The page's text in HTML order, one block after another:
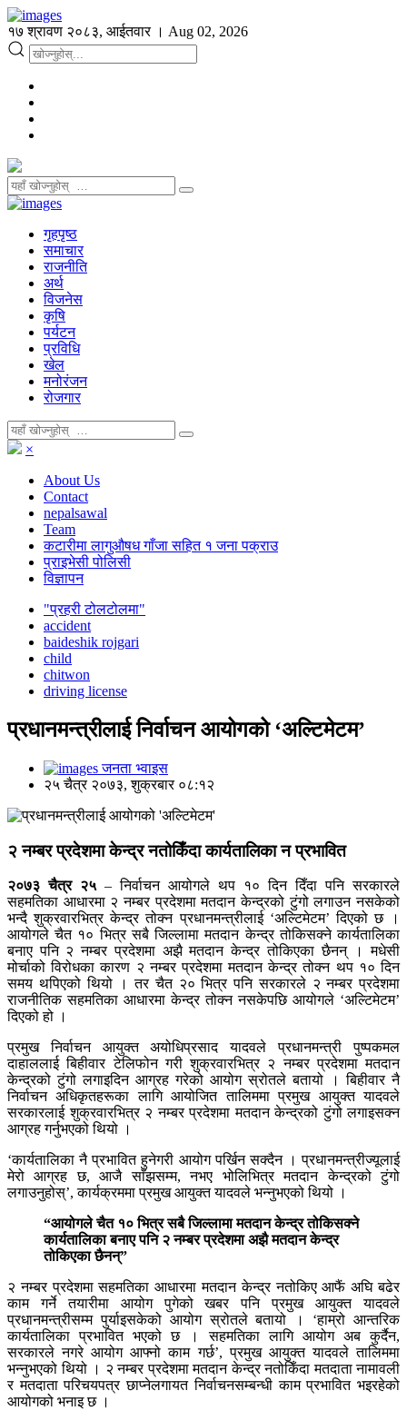
१७ श्रावण २०८३, आईतवार । Aug 02, 2026
गृहपृष्ठ
समाचार
राजनीति
अर्थ
विजनेस
कृषि
पर्यटन
प्रविधि
खेल
मनोरंजन
रोजगार
×
About Us
Contact
nepalsawal
Team
कटारीमा लागुऔषध गाँजा सहित १ जना पक्राउ
प्राइभेसी पोलिसी
विज्ञापन
"प्रहरी टोलटोलमा"
accident
baideshik rojgari
child
chitwon
driving license
प्रधानमन्त्रीलाई निर्वाचन आयोगको ‘अल्टिमेटम’
जनता भ्वाइस
२५ चैत्र २०७३, शुक्रबार ०८:१२
२ नम्बर प्रदेशमा केन्द्र नतोकिँदा कार्यतालिका न प्रभावित
२०७३ चैत्र २५ – निर्वाचन आयोगले थप १० दिन दिँदा पनि सरकारले
सहमतिका आधारमा २ नम्बर प्रदेशमा मतदान केन्द्रको टुंगो लगाउन नसकेको
भन्दै शुक्रवारभित्र केन्द्र तोक्न प्रधानमन्त्रीलाई ‘अल्टिमेटम’ दिएको छ ।
आयोगले चैत १० भित्र सबै जिल्लामा मतदान केन्द्र तोकिसक्ने कार्यतालिका
बनाए पनि २ नम्बर प्रदेशमा अझै मतदान केन्द्र तोकिएका छैनन् । मधेसी
मोर्चाको विरोधका कारण २ नम्बर प्रदेशमा मतदान केन्द्र तोक्न थप १० दिन
समय थपिएको थियो । तर चैत २० भित्र पनि सरकारले २ नम्बर प्रदेशमा
राजनीतिक सहमतिका आधारमा केन्द्र तोक्न नसकेपछि आयोगले ‘अल्टिमेटम’
दिएको हो ।
प्रमुख निर्वाचन आयुक्त अयोधिप्रसाद यादवले प्रधानमन्त्री पुष्पकमल
दाहाललाई बिहीवार टेलिफोन गरी शुक्रवारभित्र २ नम्बर प्रदेशमा मतदान
केन्द्रको टुंगो लगाइदिन आग्रह गरेको आयोग स्रोतले बतायो । बिहीवार नै
निर्वाचन अधिकृतहरूका लागि आयोजित तालिममा प्रमुख आयुक्त यादवले
सरकारलाई शुक्रवारभित्र २ नम्बर प्रदेशमा मतदान केन्द्रको टुंगो लगाइसक्न
आग्रह गर्नुभएको थियो ।
‘कार्यतालिका नै प्रभावित हुनेगरी आयोग पर्खिन सक्दैन । प्रधानमन्त्रीज्यूलाई
मेरो आग्रह छ, आजै साँझसम्म, नभए भोलिभित्र मतदान केन्द्रको टुंगो
लगाउनुहोस्’, कार्यक्रममा प्रमुख आयुक्त यादवले भन्नुभएको थियो ।
“आयोगले चैत १० भित्र सबै जिल्लामा मतदान केन्द्र तोकिसक्ने
कार्यतालिका बनाए पनि २ नम्बर प्रदेशमा अझै मतदान केन्द्र
तोकिएका छैनन्”
२ नम्बर प्रदेशमा सहमतिका आधारमा मतदान केन्द्र नतोकिए आफैं अघि बढेर
काम गर्ने तयारीमा आयोग पुगेको खबर पनि प्रमुख आयुक्त यादवले
प्रधानमन्त्रीसम्म पुर्याइसकेको आयोग स्रोतले बतायो । ‘हाम्रो आन्तरिक
कार्यतालिका प्रभावित भएको छ । सहमतिका लागि आयोग अब कुर्दैन,
सरकारले नगरे आयोग आफ्नो काम गर्छ’, प्रमुख आयुक्त यादवले तालिममा
भन्नुभएको थियो । २ नम्बर प्रदेशमा मतदान केन्द्र नतोकिँदा मतदाता नामावली
र मतदाता परिचयपत्र छाप्नेलगायत निर्वाचनसम्बन्धी काम प्रभावित भइरहेको
आयोगको भनाइ छ ।